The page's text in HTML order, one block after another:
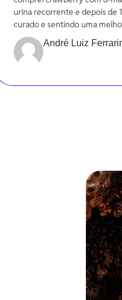
urina recorrente e depois de
curado e sentindo uma
Gratidão
André Luiz